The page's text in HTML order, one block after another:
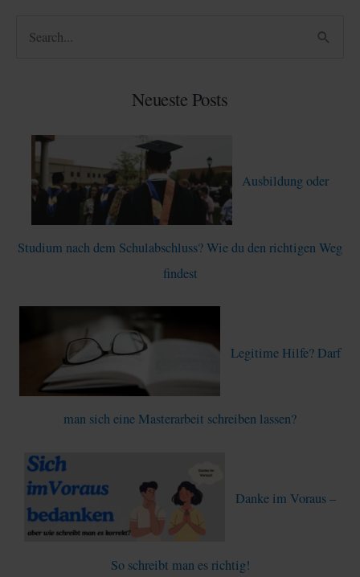
Neueste Posts
Ausbildung oder
Studium nach dem Schulabschluss? Wie du den richtigen Weg
findest
Legitime Hilfe? Darf
man sich eine Masterarbeit schreiben lassen?
Danke im Voraus –
So schreibt man es richtig!